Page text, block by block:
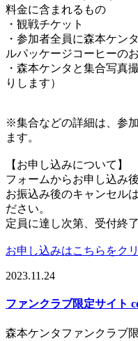
料金に含まれるもの
・観戦チケット
・参加者全員に森本ケン
ルパッケージコーヒーの
・森本ケンタと集合写真
りします）
※集合などの詳細は、参
ます。
【お申し込みについて】
フォームからお申し込み
お振込み後のキャンセル
ださい。
定員に達し次第、受付終
お申し込みはこちらをク
2023.11.24
ファンクラブ限定サイト
森本ケンタファンクラブ